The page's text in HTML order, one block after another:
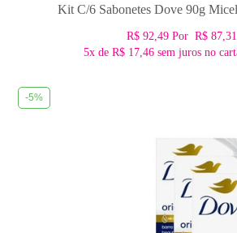
Kit C/6 Sabonetes Dove 90g
R$ 92,49 Por R$ 87,31
5xde R$ 17,46sem juros no
-5%